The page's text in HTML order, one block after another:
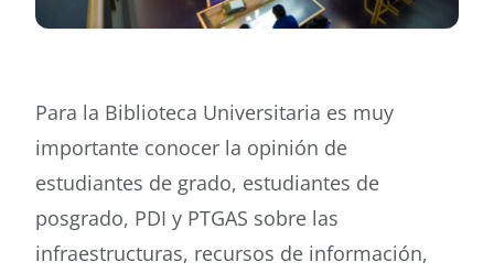
Para la Biblioteca Universitaria es muy
importante conocer la opinión de
estudiantes de grado, estudiantes de
posgrado, PDI y PTGAS sobre las
infraestructuras, recursos de información,